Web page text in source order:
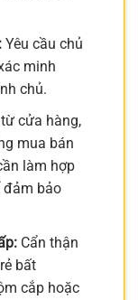
Yêu cầu chủ
minh
chủ.
cửa hàng,
mua bán
làm hợp
đảm bảo
Cẩn thận
bất
cắp hoặc